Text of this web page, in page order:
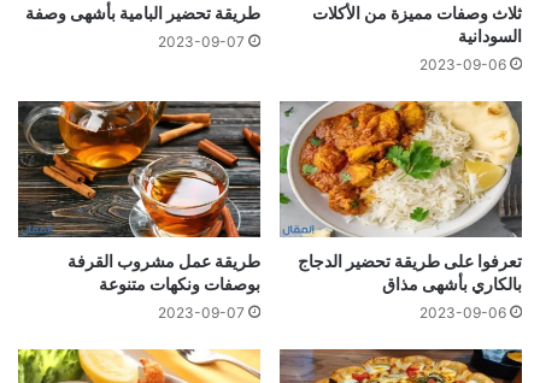
ثلاث وصفات مميزة من الأكلات
السودانية
2023-09-06
طريقة تحضير البامية بأشهى وصفة
2023-09-07
تعرفوا على طريقة تحضير الدجاج
بالكاري بأشهى مذاق
2023-09-06
طريقة عمل مشروب القرفة
بوصفات ونكهات متنوعة
2023-09-07